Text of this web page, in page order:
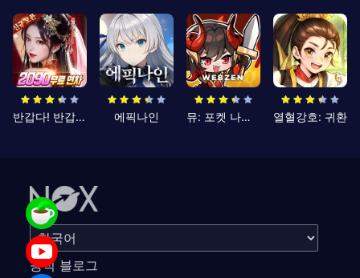
반갑다! 반갑삼국지 에픽나인 뮤: 포켓 나이츠 열혈강호: 귀환
공식 블로그